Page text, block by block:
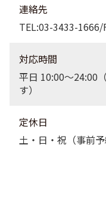
連絡先
TEL:03-3433-1666/
対応時間
平日 10:00〜24:00
す）
定休日
土・日・祝（事前